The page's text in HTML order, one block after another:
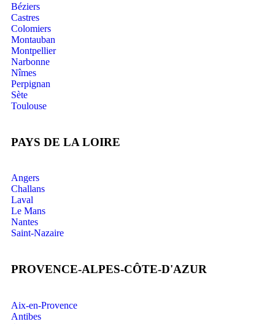
Béziers
Castres
Colomiers
Montauban
Montpellier
Narbonne
Nîmes
Perpignan
Sète
Toulouse
PAYS DE LA LOIRE
Angers
Challans
Laval
Le Mans
Nantes
Saint-Nazaire
PROVENCE-ALPES-CÔTE-D'AZUR
Aix-en-Provence
Antibes